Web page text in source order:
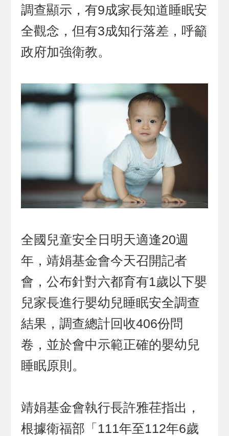
調查顯示，有9成家長知道睡眠安
全觀念，但有3成知行落差，呼籲
政府加強衛教。
全國兒童安全日明天適逢20週
年，靖娟基金會今天召開記者
會，公布針對六都育有1歲以下嬰
兒家長進行嬰幼兒睡眠安全調查
結果，調查總計回收406份問
卷，並於會中示範正確的嬰幼兒
睡眠原則。
靖娟基金會執行長許雅荏指出，
根據衛福部「111年至112年6歲